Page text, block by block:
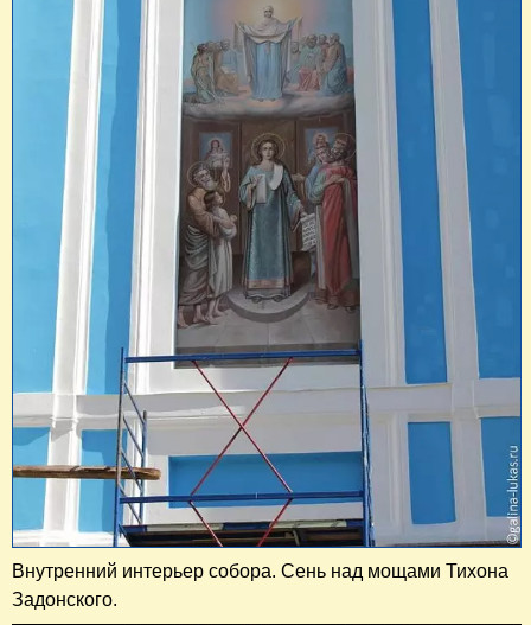
Внутренний интерьер собора. Сень над мощами Тихона
Задонского.